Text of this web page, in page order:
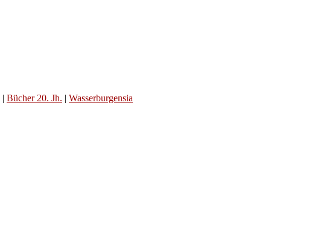
| Bücher 20. Jh. | Wasserburgensia